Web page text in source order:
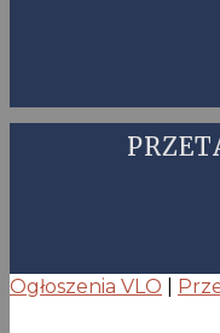
Ogłoszenia VLO